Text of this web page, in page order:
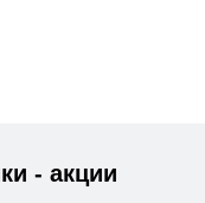
- акции